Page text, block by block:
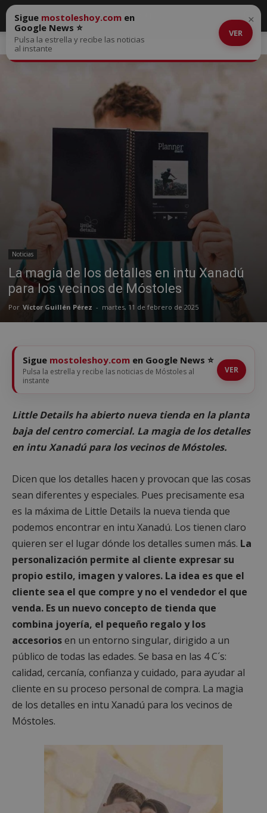
Inicio Noticias
Noticias
La magia de los detalles en intu Xanadú
para los vecinos de Móstoles
Por Víctor Guillén Pérez - martes, 11 de febrero de 2025
Sigue mostoleshoy.com en
Google News ⭐
Pulsa la estrella y recibe las noticias
al instante
VER
×
Sigue mostoleshoy.com en Google News ⭐
Pulsa la estrella y recibe las noticias de Móstoles al
instante
VER
Little Details ha abierto nueva tienda en la planta
baja del centro comercial. La magia de los detalles
en intu Xanadú para los vecinos de Móstoles.
Dicen que los detalles hacen y provocan que las cosas
sean diferentes y especiales. Pues precisamente esa
es la máxima de Little Details la nueva tienda que
podemos encontrar en intu Xanadú. Los tienen claro
quieren ser el lugar dónde los detalles sumen más. La
personalización permite al cliente expresar su
propio estilo, imagen y valores. La idea es que el
cliente sea el que compre y no el vendedor el que
venda. Es un nuevo concepto de tienda que
combina joyería, el pequeño regalo y los
accesoriosen un entorno singular, dirigido a un
público de todas las edades. Se basa en las 4 C´s:
calidad, cercanía, confianza y cuidado, para ayudar al
cliente en su proceso personal de compra. La magia
de los detalles en intu Xanadú para los vecinos de
Móstoles.